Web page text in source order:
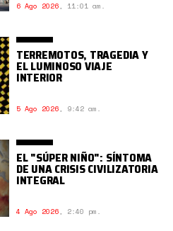
6 Ago 2026, 11:01 am.
TERREMOTOS, TRAGEDIA Y
EL LUMINOSO VIAJE
INTERIOR
5 Ago 2026, 9:42 am.
EL "SÚPER NIÑO": SÍNTOMA
DE UNA CRISIS CIVILIZATORIA
INTEGRAL
4 Ago 2026, 2:40 pm.